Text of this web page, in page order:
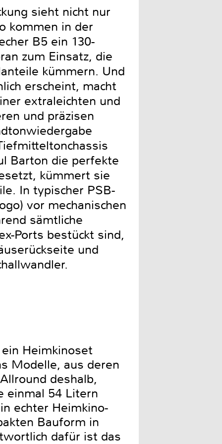
sieht nicht nur
kommen in der
B5 ein 130-
zum Einsatz, die
kümmern. Und
erscheint, macht
extraleichten und
und präzisen
Barton die perfekte
kümmert sie
In typischer PSB-
vor mechanischen
sämtliche
Ports bestückt sind,
und
Heimkinoset
Modelle, aus deren
deshalb,
einmal 54 Litern
echter Heimkino-
Bauform in
dafür ist das